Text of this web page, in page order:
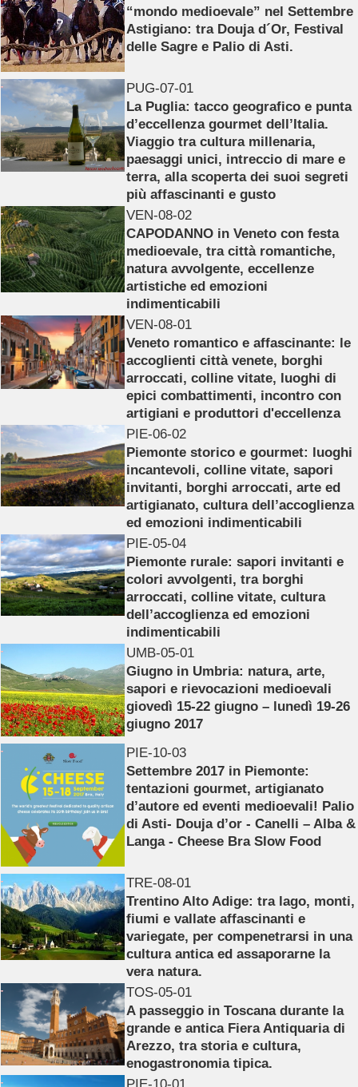
“mondo medioevale” nel Settembre
Astigiano: tra Douja d´Or, Festival
delle Sagre e Palio di Asti.
PUG-07-01
La Puglia: tacco geografico e punta
d’eccellenza gourmet dell’Italia.
Viaggio tra cultura millenaria,
paesaggi unici, intreccio di mare e
terra, alla scoperta dei suoi segreti
più affascinanti e gusto
VEN-08-02
CAPODANNO in Veneto con festa
medioevale, tra città romantiche,
natura avvolgente, eccellenze
artistiche ed emozioni
indimenticabili
VEN-08-01
Veneto romantico e affascinante: le
accoglienti città venete, borghi
arroccati, colline vitate, luoghi di
epici combattimenti, incontro con
artigiani e produttori d'eccellenza
PIE-06-02
Piemonte storico e gourmet: luoghi
incantevoli, colline vitate, sapori
invitanti, borghi arroccati, arte ed
artigianato, cultura dell’accoglienza
ed emozioni indimenticabili
PIE-05-04
Piemonte rurale: sapori invitanti e
colori avvolgenti, tra borghi
arroccati, colline vitate, cultura
dell’accoglienza ed emozioni
indimenticabili
UMB-05-01
Giugno in Umbria: natura, arte,
sapori e rievocazioni medioevali
giovedì 15-22 giugno – lunedì 19-26
giugno 2017
PIE-10-03
Settembre 2017 in Piemonte:
tentazioni gourmet, artigianato
d’autore ed eventi medioevali! Palio
di Asti- Douja d’or - Canelli – Alba &
Langa - Cheese Bra Slow Food
TRE-08-01
Trentino Alto Adige: tra lago, monti,
fiumi e vallate affascinanti e
variegate, per compenetrarsi in una
cultura antica ed assaporarne la
vera natura.
TOS-05-01
A passeggio in Toscana durante la
grande e antica Fiera Antiquaria di
Arezzo, tra storia e cultura,
enogastronomia tipica.